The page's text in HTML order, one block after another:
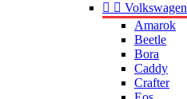
  Volkswagen
Amarok
Beetle
Bora
Caddy
Crafter